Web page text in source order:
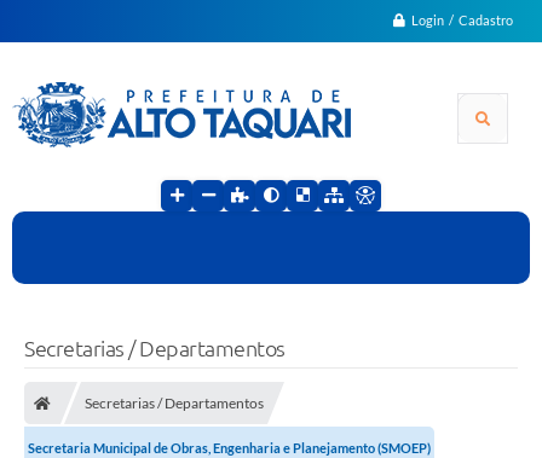
Login / Cadastro
Secretarias / Departamentos
Secretarias / Departamentos
Secretaria Municipal de Obras, Engenharia e Planejamento (SMOEP)